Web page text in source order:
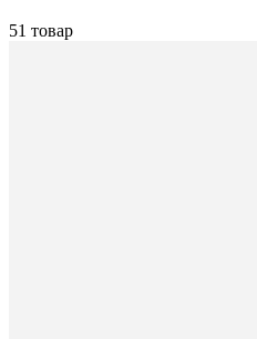
51 товар